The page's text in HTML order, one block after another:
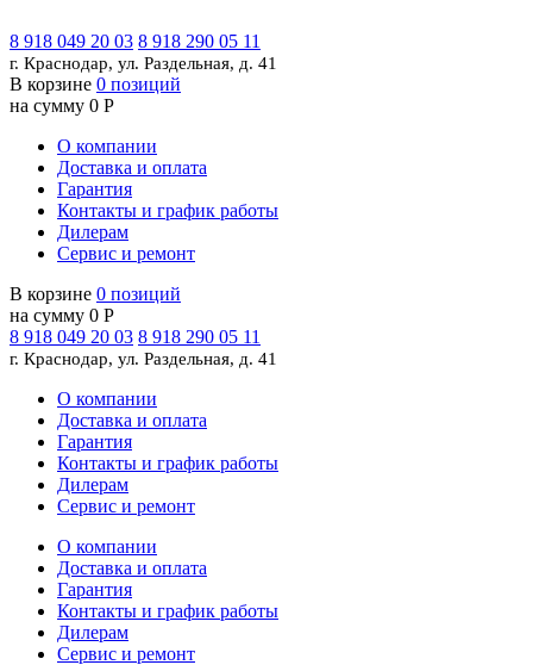
8 918 049 20 03 8 918 290 05 11
г. Краснодар, ул. Раздельная, д. 41
В корзине 0 позиций
на сумму 0 Р
О компании
Доставка и оплата
Гарантия
Контакты и график работы
Дилерам
Сервис и ремонт
В корзине 0 позиций
на сумму 0 Р
8 918 049 20 03 8 918 290 05 11
г. Краснодар, ул. Раздельная, д. 41
О компании
Доставка и оплата
Гарантия
Контакты и график работы
Дилерам
Сервис и ремонт
О компании
Доставка и оплата
Гарантия
Контакты и график работы
Дилерам
Сервис и ремонт